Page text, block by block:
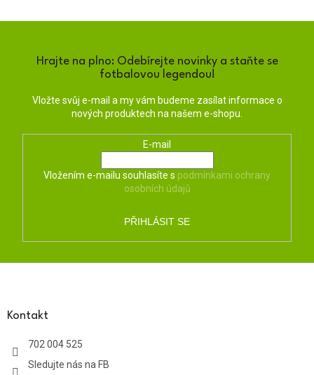
Hrajte na plno: Odebírejte novinky a staňte se
fotbalovou legendou!
Vložte svůj e-mail a my vám budeme zasílat informace o
nových produktech na našem e-shopu.
E-mail
Vložením e-mailu souhlasíte s podmínkami ochrany
osobních údajů
PŘIHLÁSIT SE
Kontakt
702 004 525
Sledujte nás na FB